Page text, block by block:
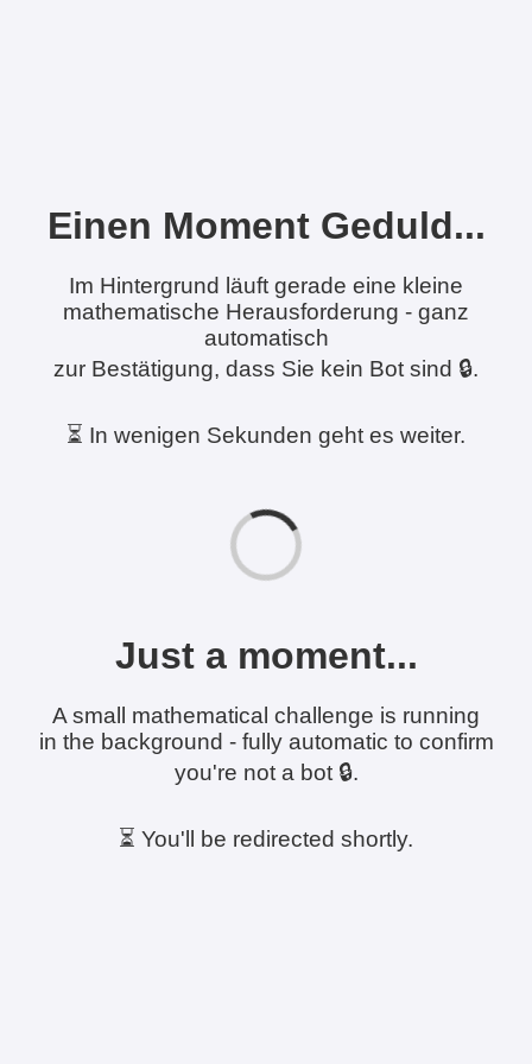
Einen Moment Geduld...
Im Hintergrund läuft gerade eine kleine
mathematische Herausforderung - ganz
automatisch
zur Bestätigung, dass Sie kein Bot sind 🔒.
⏳ In wenigen Sekunden geht es weiter.
Just a moment...
A small mathematical challenge is running
in the background - fully automatic to confirm
you're not a bot 🔒.
⏳ You'll be redirected shortly.